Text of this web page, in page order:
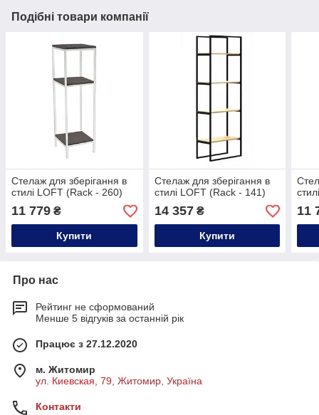
Подібні товари компанії
Стелаж для зберігання в
стилі LOFT (Rack - 260)
11 779 ₴
Купити
Стелаж для зберігання в
стилі LOFT (Rack - 141)
14 357₴
Купити
11
Про нас
Рейтинг не сформований
Менше 5 відгуків за останній рік
Працює з 27.12.2020
м. Житомир
ул. Киевская, 79, Житомир, Україна
Контакти